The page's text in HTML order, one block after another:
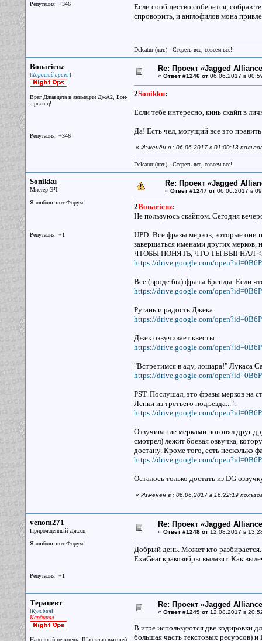
Репутация: +346
Если сообщество соберется, собрав
спроворить, и англофилов мона
Deleatur (лат.) - Стереть все, совсем все!
Bonarienz
[Хороший ариец]
Враг Джавдета в анимации ДжА2, Бон-
а-рьен-ц!
Репутация: +346
Re: Проект «Jagged
« Ответ #1246 от06.06.2017 в
2Sonikku:
Если тебе интересно, кинь скайп в
Да! Есть чел, могущий все это
« Изменён в : 06.06.2017 в 01:00:13
Deleatur (лат.) - Стереть все, совсем все!
Sonikku
Мистер ЭЧ
Я люблю этот Форум!
Репутация: +1
Re: Проект «Jagged
« Ответ #1247 от06.06.2017 в
2Bonarienz:
Не пользуюсь скайпом. Сегодня
UPD: Все фразы мерков, которые они
завершаться именами других
ЧТОБЫ ПОНЯТЬ, ЧТО ТЫ ВЫГНАЛ
https://drive.google.com/
Все (вроде бы) фразы Бренды. Если
https://drive.google.com/
Ругань и радость Джека.
https://drive.google.com/
Джек озвучивает квесты.
https://drive.google.com/
"Встретимся в аду, лошара!" Лукаса
https://drive.google.com/
PST. Послушал, это фразы мерков на
Ленки из третьего подъезда...".
https://drive.google.com/
Озвучивание мерками погонял друг
смотрел) лежит боевая озвучка,
достану. Кроме того, есть несколько
https://drive.google.com/
Осталось только достать из DG
« Изменён в : 06.06.2017 в 16:22:19
venom271
Прирожденный Джаец
Я люблю этот Форум!
Репутация: +1
Re: Проект «Jagged
« Ответ #1248 от12.08.2017 в
Добрый день. Может кто
ExaGear кракозябры вылазят. Как
Терапевт
[Кулибин]
Кардинал
Народный целитель. Шарлатан высшей
Re: Проект «Jagged
« Ответ #1249 от12.08.2017 в
В игре используются две кодировки
большая часть текстовых ресурсов)